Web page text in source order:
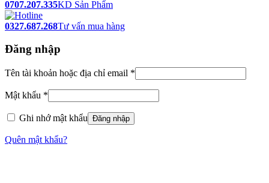
0707.207.335KD Sản Phẩm
0327.687.268Tư vấn mua hàng
Đăng nhập
Tên tài khoản hoặc địa chỉ email *
Mật khẩu *
Ghi nhớ mật khẩu Đăng nhập
Quên mật khẩu?